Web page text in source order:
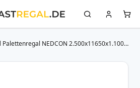
NEDCON 2.500x11650x1.100